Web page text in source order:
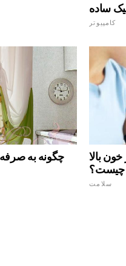
ساده
کامپیوتر
چگونه به
بالا
چیست؟
سلامت